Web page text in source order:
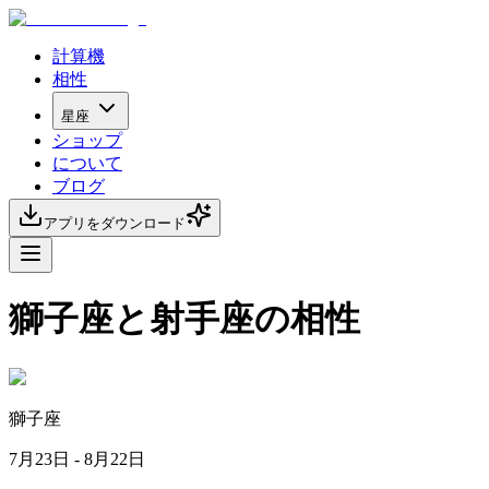
計算機
相性
星座
ショップ
について
ブログ
アプリをダウンロード
獅子座と射手座の相性
獅子座
7月23日 - 8月22日